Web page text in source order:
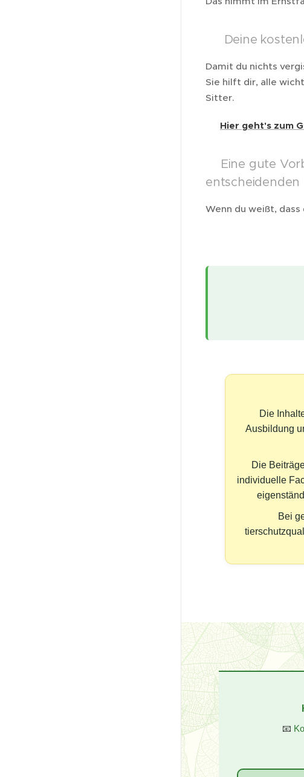
📄 Deine
Damit du nichts
Sie hilft dir, alle
Sitter.
Hier geht's zum
❤️Eine gute
entscheidenden
Wenn du weißt,
Die
Ausbildung
Die
individuelle
Bei
📧